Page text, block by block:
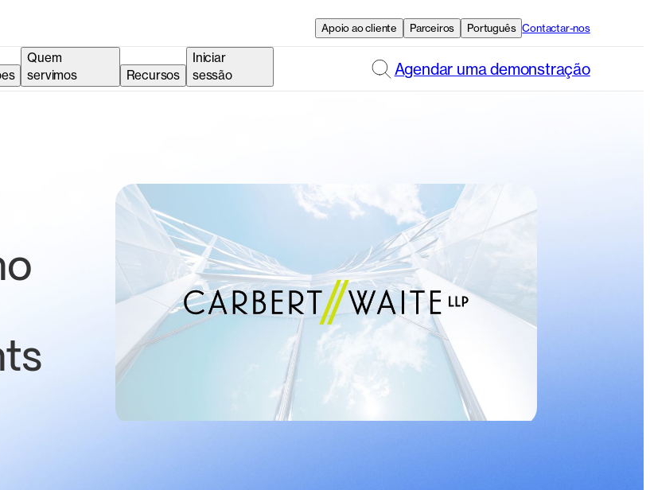
Apoio ao cliente Parceiros Português Contactar-nos
Quem
servimos
Recursos
Iniciar
sessão
Agendar uma demonstração